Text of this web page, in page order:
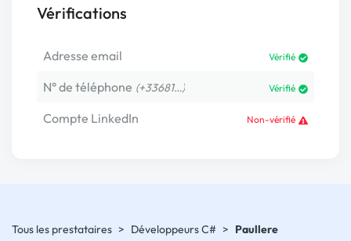
Vérifications
Adresse email Vérifié
N° de téléphone (+33681…) Vérifié
Compte LinkedIn Non-vérifié
Tous les prestataires > Développeurs C# > Paullere